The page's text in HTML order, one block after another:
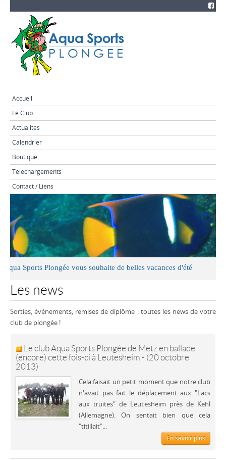
Accueil
Le Club
Actualités
Calendrier
Boutique
Téléchargements
Contact / Liens
Plongée vous souhaite de belles vacances d'été
Les news
Sorties, événements, remises de diplôme : toutes les news de votre
club de plongée !
Le club Aqua Sports Plongée de Metz en ballade
(encore) cette fois-ci à Leutesheim - (20 octobre
2013)
Cela faisait un petit moment que notre club
n'avait pas fait le déplacement aux "Lacs
aux truites" de Leutesheim près de Kehl
(Allemagne). On sentait bien que cela
"titillait"...
En savoir plus